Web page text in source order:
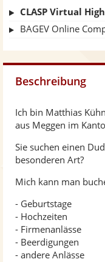
CLASP Virtual Highland
BAGEV Online
Beschreibung
Ich bin Matthias
aus Meggen im
Sie suchen einen
besonderen Art?
Mich kann man
- Geburtstage
- Hochzeiten
- Firmenanlässe
- Beerdigungen
- andere Anlässe